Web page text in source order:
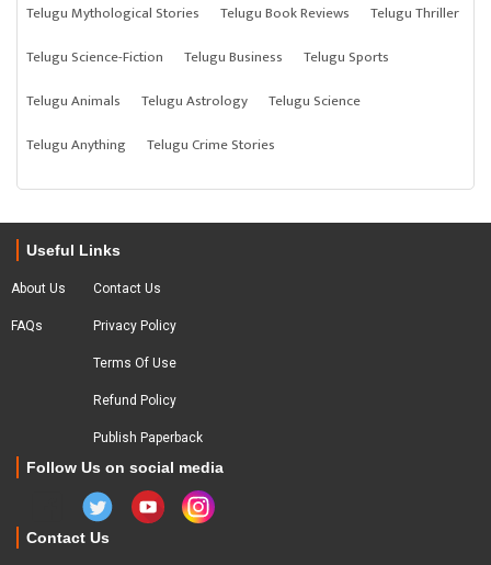
Telugu Mythological Stories
Telugu Book Reviews
Telugu Thriller
Telugu Science-Fiction
Telugu Business
Telugu Sports
Telugu Animals
Telugu Astrology
Telugu Science
Telugu Anything
Telugu Crime Stories
Useful Links
About Us
FAQs
Contact Us
Privacy Policy
Terms Of Use
Refund Policy
Publish Paperback
Follow Us on social media
Contact Us